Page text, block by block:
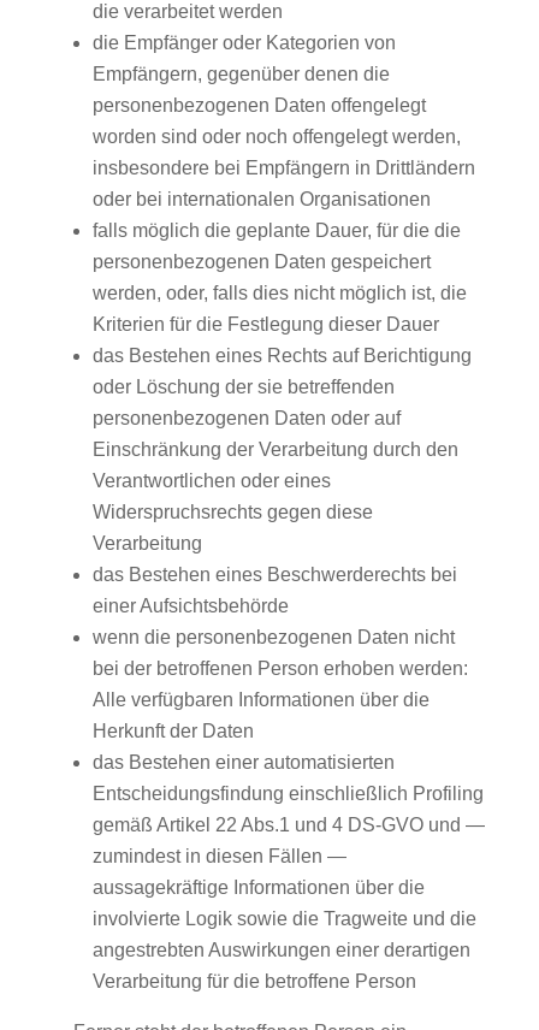
die verarbeitet werden
die Empfänger oder Kategorien von
Empfängern, gegenüber denen die
personenbezogenen Daten offengelegt
worden sind oder noch offengelegt werden,
insbesondere bei Empfängern in Drittländern
oder bei internationalen Organisationen
falls möglich die geplante Dauer, für die die
personenbezogenen Daten gespeichert
werden, oder, falls dies nicht möglich ist, die
Kriterien für die Festlegung dieser Dauer
das Bestehen eines Rechts auf Berichtigung
oder Löschung der sie betreffenden
personenbezogenen Daten oder auf
Einschränkung der Verarbeitung durch den
Verantwortlichen oder eines
Widerspruchsrechts gegen diese
Verarbeitung
das Bestehen eines Beschwerderechts bei
einer Aufsichtsbehörde
wenn die personenbezogenen Daten nicht
bei der betroffenen Person erhoben werden:
Alle verfügbaren Informationen über die
Herkunft der Daten
das Bestehen einer automatisierten
Entscheidungsfindung einschließlich Profiling
gemäß Artikel 22 Abs.1 und 4 DS-GVO und —
zumindest in diesen Fällen —
aussagekräftige Informationen über die
involvierte Logik sowie die Tragweite und die
angestrebten Auswirkungen einer derartigen
Verarbeitung für die betroffene Person